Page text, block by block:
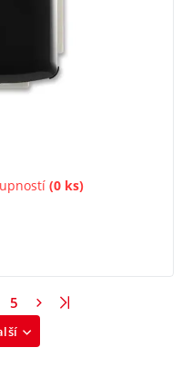
(0 ks)
5